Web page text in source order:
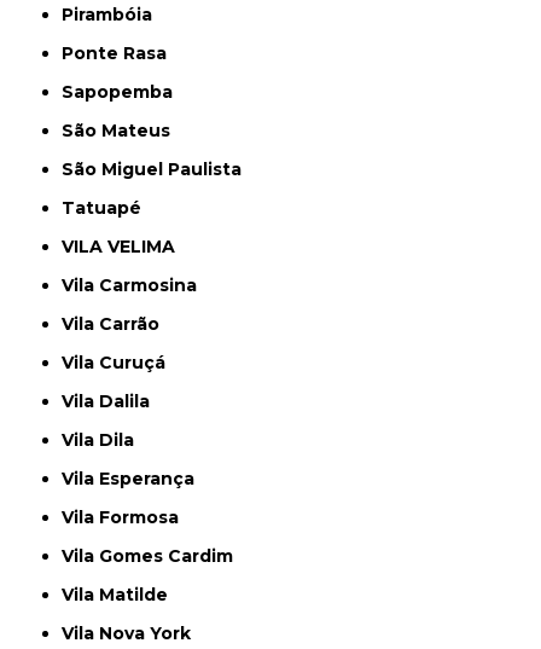
Pirambóia
Ponte Rasa
Sapopemba
São Mateus
São Miguel Paulista
Tatuapé
VILA VELIMA
Vila Carmosina
Vila Carrão
Vila Curuçá
Vila Dalila
Vila Dila
Vila Esperança
Vila Formosa
Vila Gomes Cardim
Vila Matilde
Vila Nova York